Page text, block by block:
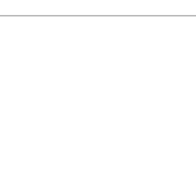
fungerar med